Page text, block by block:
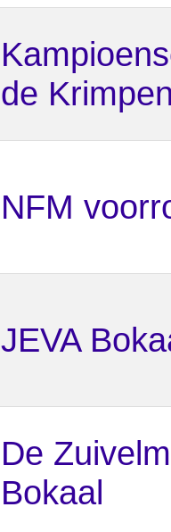
de
NFM
JEVA
De
Bokaal